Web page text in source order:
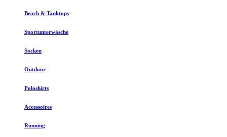
Beach & Tanktops
Sportunterwäsche
Socken
Outdoor
Poloshirts
Accessoires
Running